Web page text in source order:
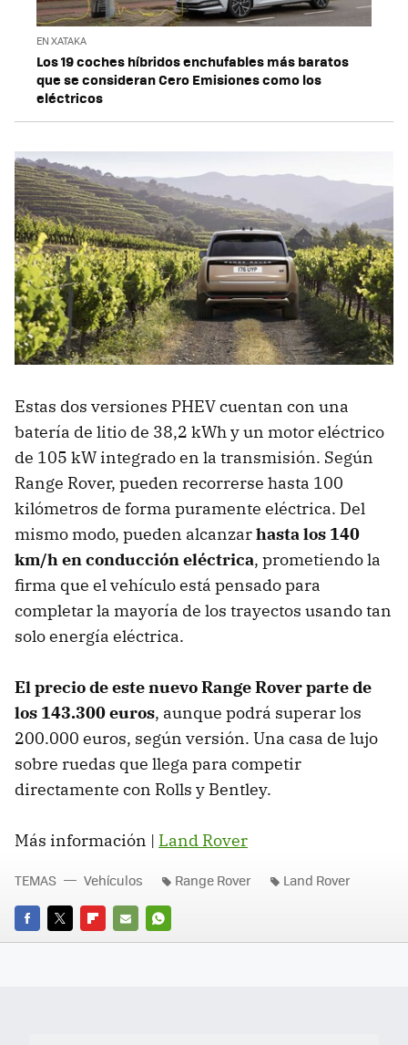
EN XATAKA
Los 19 coches híbridos enchufables más baratos
que se consideran Cero Emisiones como los
eléctricos
Estas dos versiones PHEV cuentan con una
batería de litio de 38,2 kWh y un motor eléctrico
de 105 kW integrado en la transmisión. Según
Range Rover, pueden recorrerse hasta 100
kilómetros de forma puramente eléctrica. Del
mismo modo, pueden alcanzarhasta los 140
km/h en conducción eléctrica, prometiendo la
firma que el vehículo está pensado para
completar la mayoría de los trayectos usando tan
solo energía eléctrica.
El precio de este nuevo Range Rover parte de
los 143.300 euros, aunque podrá superar los
200.000 euros, según versión. Una casa de lujo
sobre ruedas que llega para competir
directamente con Rolls y Bentley.
Más información | Land Rover
FACEBOOK
TWITTERFLIPBOARD
E-
WHATSAPP
TEMAS Vehículos Range Rover Land Rover